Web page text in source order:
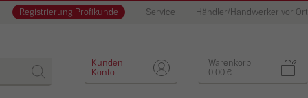
Registrierung Profikunde Service Händler/Handwerker vor Ort
Warenkorb
0,00 €
Kunden
Konto
Designputz